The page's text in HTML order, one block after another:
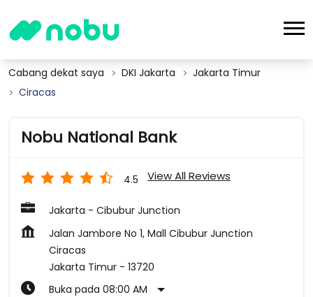
Cabang dekat saya DKI Jakarta
Jakarta Timur
Ciracas
Nobu National Bank
4.5 View All Reviews
Jakarta - Cibubur Junction
Jalan Jambore No 1, Mall Cibubur Junction
Ciracas
Jakarta Timur - 13720
Buka pada 08:00 AM